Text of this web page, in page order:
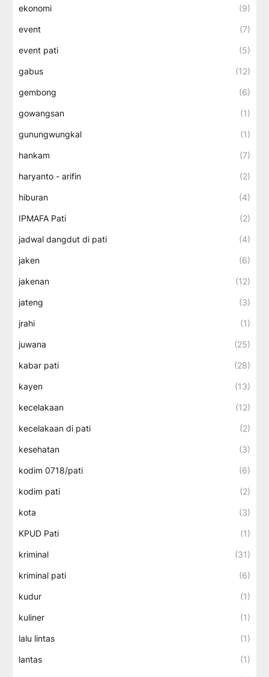
ekonomi (9)
event (7)
event pati (5)
gabus (12)
gembong (6)
gowangsan (1)
gunungwungkal (1)
hankam (7)
haryanto - arifin (2)
hiburan (4)
IPMAFA Pati (2)
jadwal dangdut di pati (4)
jaken (6)
jakenan (12)
jateng (3)
jrahi (1)
juwana (25)
kabar pati (28)
kayen (13)
kecelakaan (12)
kecelakaan di pati (2)
kesehatan (3)
kodim 0718/pati (6)
kodim pati (2)
kota (3)
KPUD Pati (1)
kriminal (31)
kriminal pati (6)
kudur (1)
kuliner (1)
lalu lintas (1)
lantas (1)